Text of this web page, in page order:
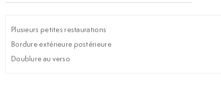
Plusieurs petites restaurations
Bordure extérieure postérieure
Doublure au verso